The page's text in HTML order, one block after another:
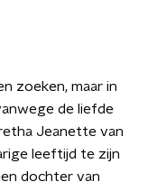
zoeken, maar in
de liefde
Jeanette van
leeftijd te zijn
dochter van